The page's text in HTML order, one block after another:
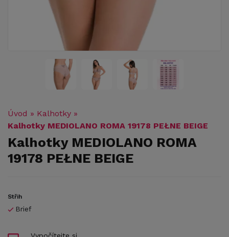
Úvod » Kalhotky »
Kalhotky MEDIOLANO ROMA 19178 PEŁNE BEIGE
Kalhotky MEDIOLANO ROMA
19178 PEŁNE BEIGE
Střih
Brief